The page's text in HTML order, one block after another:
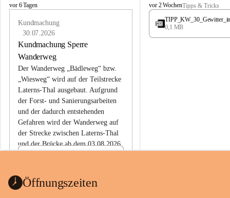
L
vor 6 Tagen
Kundmachung
30.07.2026
Kundmachung Sperre
Wanderweg
Der Wanderweg „Bädleweg“ bzw.
„Wiesweg“ wird auf der Teilstrecke
Laterns-Thal ausgebaut. Aufgrund
der Forst- und Sanierungsarbeiten
und der dadurch entstehenden
Gefahren wird der Wanderweg auf
der Strecke zwischen Laterns-Thal
und der Brücke ab dem 03.08.2026
ht
L
a
e
vor 2 WochenTipps & Tricks
0,1 MB
Öffnungszeiten